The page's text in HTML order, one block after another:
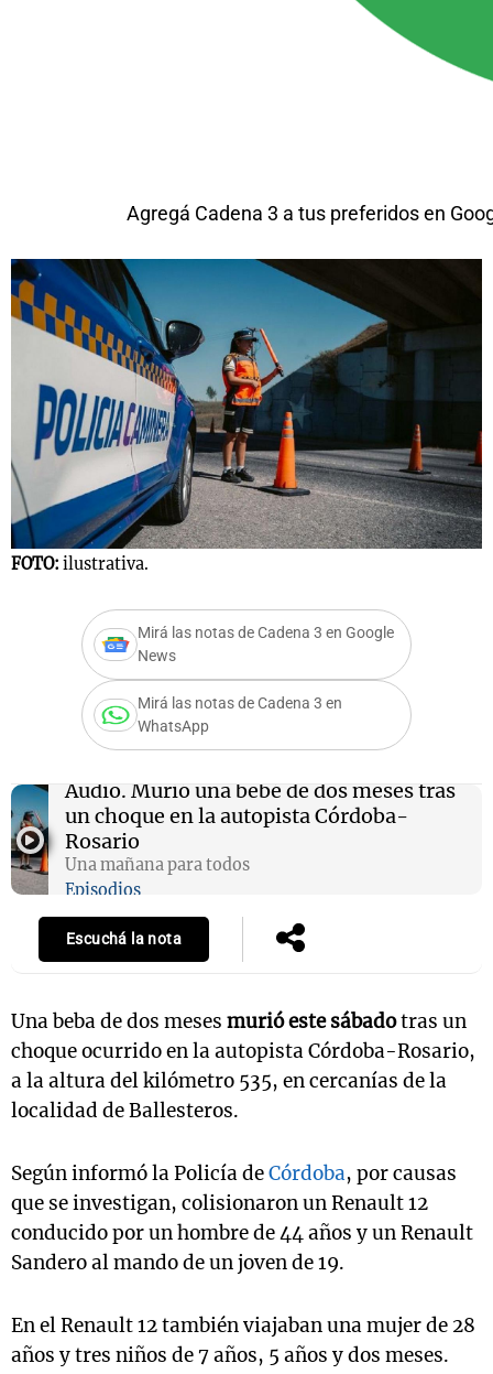
Agregá Cadena 3 a tus preferidos en
FOTO: ilustrativa.
Mirá las notas de Cadena 3 en Google
News
Mirá las notas de Cadena 3 en
WhatsApp
Audio. Murió una bebé de dos meses tras
un choque en la autopista Córdoba-
Rosario
Una mañana para todos
Episodios
Escuchá la nota
Una beba de dos meses murió este sábadotras un
choque ocurrido en la autopista Córdoba-Rosario,
a la altura del kilómetro 535, en cercanías de la
localidad de Ballesteros.
Según informó la Policía deCórdoba, por causas
que se investigan, colisionaron un Renault 12
conducido por un hombre de 44 años y un Renault
Sandero al mando de un joven de 19.
En el Renault 12 también viajaban una mujer de 28
años y tres niños de 7 años, 5 años y dos meses.